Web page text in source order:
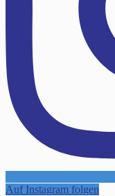
Auf Instagram folgen